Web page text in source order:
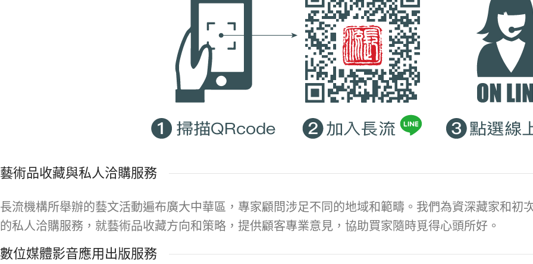
藝術品收藏與私人洽購服務
長流機構所舉辦的藝文活動遍布廣大中華區，專家顧問涉足不同的地域和範疇。我們為資深藏家和初
的私人洽購服務，就藝術品收藏方向和策略，提供顧客專業意見，協助買家隨時覓得心頭所好。
數位媒體影音應用出版服務